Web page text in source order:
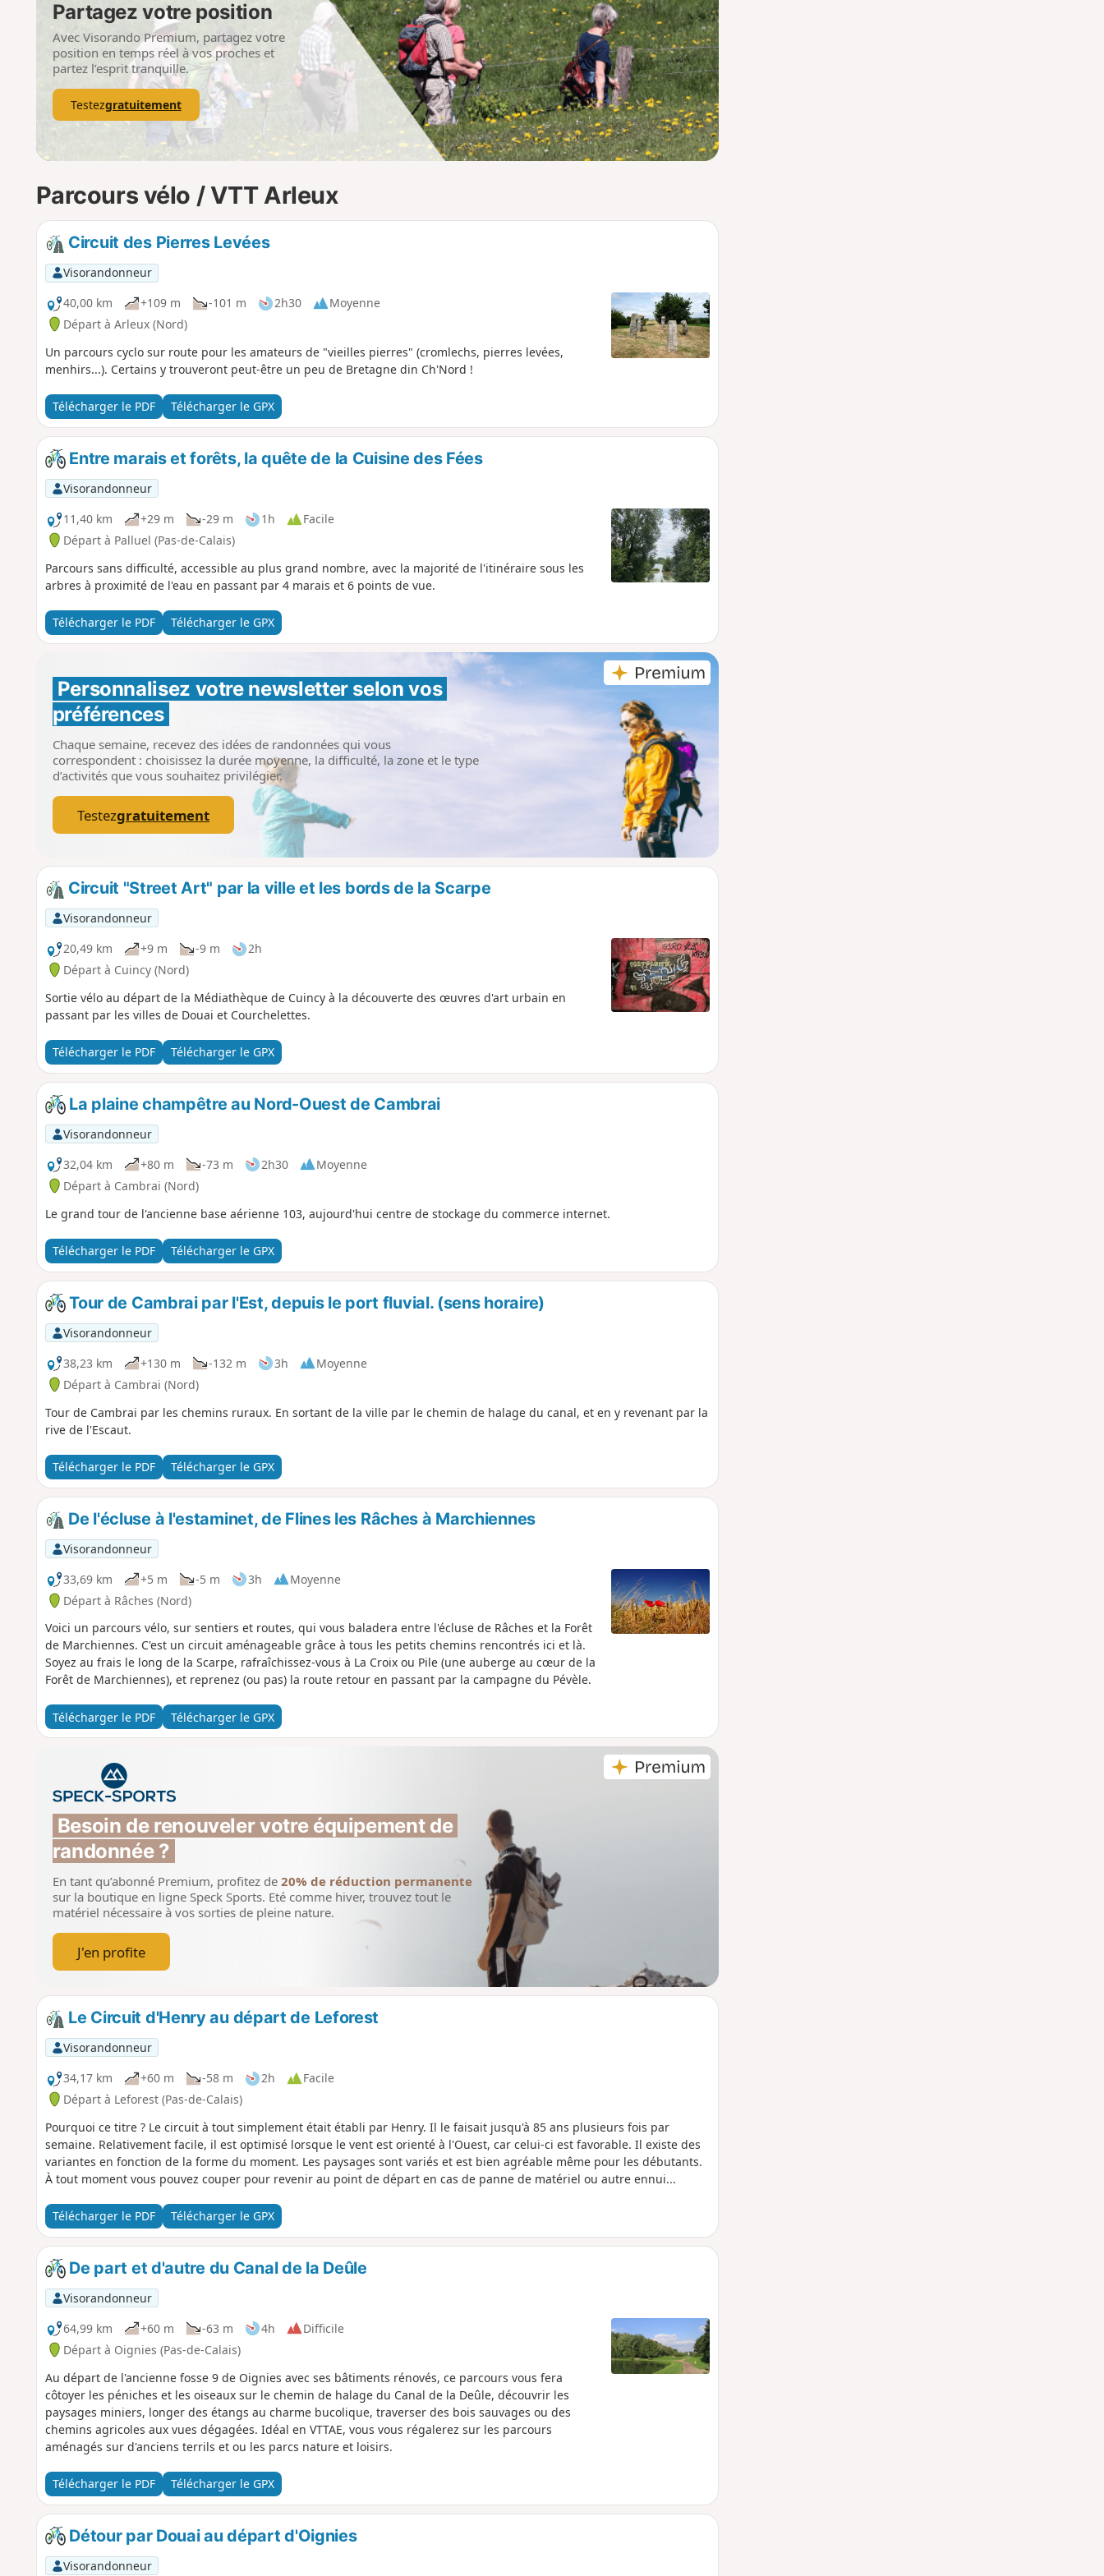
a
m
p
o
i
Partagez votre position
Avec Visorando Premium, partagez votre
position en temps réel à vos proches et
partez l’esprit tranquille.
Testezgratuitement
Parcours vélo / VTT Arleux
Circuit des Pierres Levées
Visorandonneur
40,00 km
+109 m -101 m 2h30
Moyenne
Départ à Arleux (Nord)
Un parcours cyclo sur route pour les amateurs de "vieilles pierres" (cromlechs, pierres levées,
menhirs...). Certains y trouveront peut-être un peu de Bretagne din Ch'Nord !
Télécharger le PDF Télécharger le GPX
Entre marais et forêts, la quête de la Cuisine des Fées
Visorandonneur
11,40 km
+29 m -29 m 1h
Facile
Départ à Palluel (Pas-de-Calais)
Parcours sans difficulté, accessible au plus grand nombre, avec la majorité de l'itinéraire sous les
arbres à proximité de l'eau en passant par 4 marais et 6 points de vue.
Télécharger le PDF Télécharger le GPX
Personnalisez votre newsletter selon vos
préférences
Chaque semaine, recevez des idées de randonnées qui vous
correspondent : choisissez la durée moyenne, la difficulté, la zone et le type
d’activités que vous souhaitez privilégier.
Testezgratuitement
Circuit "Street Art" par la ville et les bords de la Scarpe
Visorandonneur
20,49 km
+9 m -9 m
2h
Départ à Cuincy (Nord)
Sortie vélo au départ de la Médiathèque de Cuincy à la découverte des œuvres d'art urbain en
passant par les villes de Douai et Courchelettes.
Télécharger le PDF Télécharger le GPX
La plaine champêtre au Nord-Ouest de Cambrai
Visorandonneur
32,04 km
+80 m -73 m 2h30
Moyenne
Départ à Cambrai (Nord)
Le grand tour de l'ancienne base aérienne 103, aujourd'hui centre de stockage du commerce internet.
Télécharger le PDF Télécharger le GPX
Tour de Cambrai par l'Est, depuis le port fluvial. (sens horaire)
Visorandonneur
38,23 km
+130 m -132 m 3h
Moyenne
Départ à Cambrai (Nord)
Tour de Cambrai par les chemins ruraux. En sortant de la ville par le chemin de halage du canal, et en y revenant par la
rive de l'Escaut.
Télécharger le PDF Télécharger le GPX
De l'écluse à l'estaminet, de Flines les Râches à Marchiennes
Visorandonneur
33,69 km
+5 m -5 m 3h
Moyenne
Départ à Râches (Nord)
Voici un parcours vélo, sur sentiers et routes, qui vous baladera entre l'écluse de Râches et la Forêt
de Marchiennes. C'est un circuit aménageable grâce à tous les petits chemins rencontrés ici et là.
Soyez au frais le long de la Scarpe, rafraîchissez-vous à La Croix ou Pile (une auberge au cœur de la
Forêt de Marchiennes), et reprenez (ou pas) la route retour en passant par la campagne du Pévèle.
Télécharger le PDF Télécharger le GPX
Besoin de renouveler votre équipement de
randonnée ?
En tant qu’abonné Premium, profitez de 20% de réduction permanente
sur la boutique en ligne Speck Sports. Eté comme hiver, trouvez tout le
matériel nécessaire à vos sorties de pleine nature.
J'en profite
Le Circuit d'Henry au départ de Leforest
Visorandonneur
34,17 km
+60 m -58 m 2h
Facile
Départ à Leforest (Pas-de-Calais)
Pourquoi ce titre ? Le circuit à tout simplement était établi par Henry. Il le faisait jusqu'à 85 ans plusieurs fois par
semaine. Relativement facile, il est optimisé lorsque le vent est orienté à l'Ouest, car celui-ci est favorable. Il existe des
variantes en fonction de la forme du moment. Les paysages sont variés et est bien agréable même pour les débutants.
À tout moment vous pouvez couper pour revenir au point de départ en cas de panne de matériel ou autre ennui...
Télécharger le PDF Télécharger le GPX
De part et d'autre du Canal de la Deûle
Visorandonneur
64,99 km
+60 m -63 m 4h
Difficile
Départ à Oignies (Pas-de-Calais)
Au départ de l'ancienne fosse 9 de Oignies avec ses bâtiments rénovés, ce parcours vous fera
côtoyer les péniches et les oiseaux sur le chemin de halage du Canal de la Deûle, découvrir les
paysages miniers, longer des étangs au charme bucolique, traverser des bois sauvages ou des
chemins agricoles aux vues dégagées. Idéal en VTTAE, vous vous régalerez sur les parcours
aménagés sur d'anciens terrils et ou les parcs nature et loisirs.
Télécharger le PDF Télécharger le GPX
Détour par Douai au départ d'Oignies
Visorandonneur